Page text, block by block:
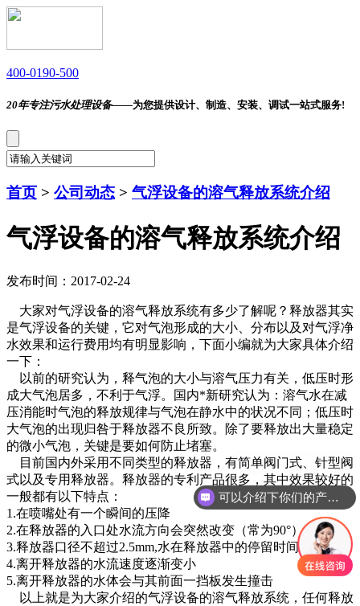
400-0190-500
20年专注污水处理设备——为您提供设计、制造、安装、调试一站式服务!
首页 > 公司动态 > 气浮设备的溶气释放系统介绍
气浮设备的溶气释放系统介绍
发布时间：2017-02-24
大家对气浮设备的溶气释放系统有多少了解呢？释放器其实
是气浮设备的关键，它对气泡形成的大小、分布以及对气浮净
水效果和运行费用均有明显影响，下面小编就为大家具体介绍
一下：
以前的研究认为，释气泡的大小与溶气压力有关，低压时形
成大气泡居多，不利于气浮。国内*新研究认为：溶气水在减
压消能时气泡的释放规律与气泡在静水中的状况不同；低压时
大气泡的出现归咎于释放器不良所致。除了要释放出大量稳定
的微小气泡，关键是要如何防止堵塞。
目前国内外采用不同类型的释放器，有简单阀门式、针型阀
式以及专用释放器。释放器的专利产品很多，其中效果较好的
一般都有以下特点：
1.在喷嘴处有一个瞬间的压降
2.在释放器的入口处水流方向会突然改变（常为90°）
3.释放器口径不超过2.5mm,水在释放器中的停留时间＜1.5ms
4.离开释放器的水流速度逐渐变小
5.离开释放器的水体会与其前面一挡板发生撞击
以上就是为大家介绍的气浮设备的溶气释放系统，任何释放
可以介绍下你们的产品么
现在有优惠活动吗